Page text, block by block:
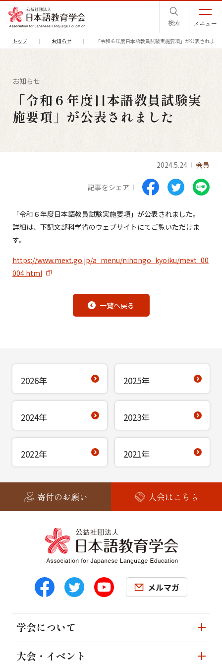
検索 メニュー
トップ お知らせ 「令和６年度日本語教員試験実施要項」が公表されまし
お知らせ
「令和６年度日本語教員試験実
施要項」が公表されました
2024.5.24 会員
記事をシェア
「令和６年度日本語教員試験実施要項」が公表されました。
詳細は、下記文部科学省のウェブサイトにてご覧いただけま
す。
https://www.mext.go.jp/a_menu/nihongo_kyoiku/mext_00
004.html
一覧へ戻る
2026年 2025年
2024年 2023年
2022年 2021年
寄付のお願い 入会はこちら
メルマガ
学会について
大会・イベント